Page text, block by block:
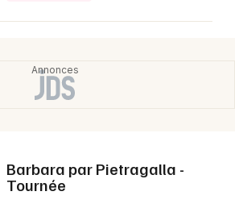
Barbara par Pietragalla -
Tournée